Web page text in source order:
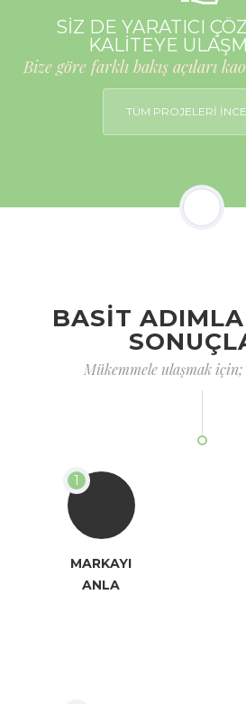
SİZ DE YARATICI
KALİTEYE
Bize göre farklı bakış açıları
TÜM PROJELERİ
BASİT
Mükemmele ulaşmak
MARKAYI
ANLA